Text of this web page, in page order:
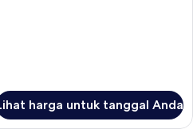
harga untuk tanggal Anda